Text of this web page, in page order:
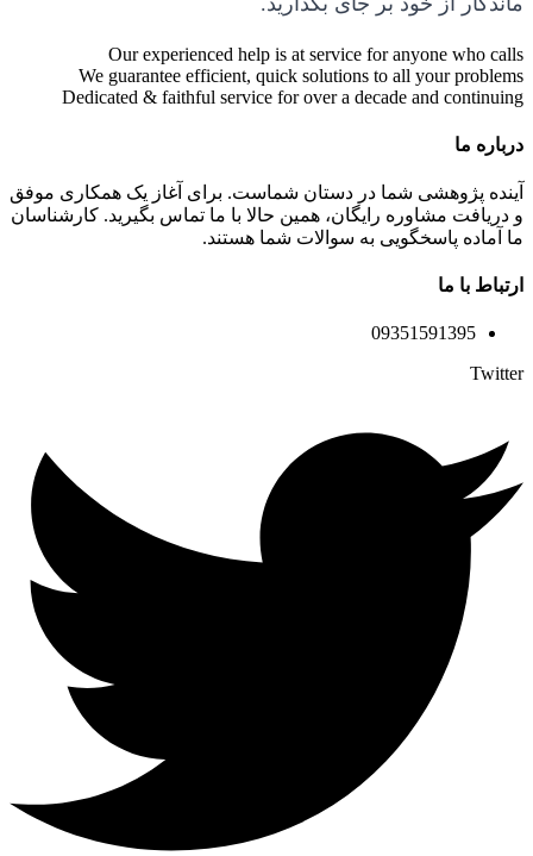
Our experienced help is at service for anyone who calls
We guarantee efficient, quick solutions to all your problems
Dedicated & faithful service for over a decade and continuing
درباره ما
آینده پژوهشی شما در دستان شماست. برای آغاز یک همکاری موفق
و دریافت مشاوره رایگان، همین حالا با ما تماس بگیرید. کارشناسان
ما آماده پاسخگویی به سوالات شما هستند.
ارتباط با ما
09351591395
Twitter